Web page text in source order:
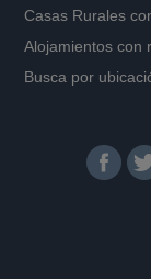
Casas Rurales
Alojamientos con
Busca por